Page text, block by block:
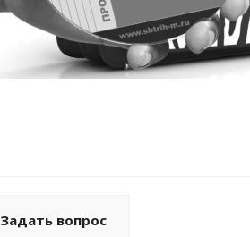
Задать вопрос